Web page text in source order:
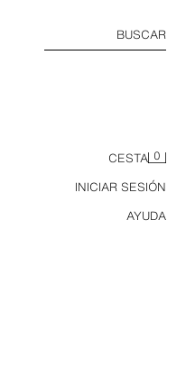
BUSCAR
CESTA 0
INICIAR SESIÓN
AYUDA